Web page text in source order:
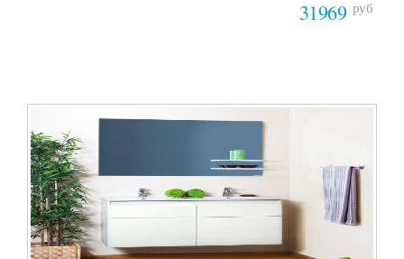
31969 руб